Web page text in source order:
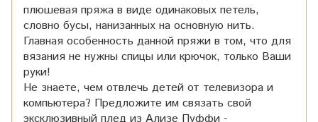
плюшевая пряжа в виде одинаковых петель,
словно бусы, нанизанных на основную нить.
Главная особенность данной пряжи в том, что для
вязания не нужны спицы или крючок, только Ваши
руки!
Не знаете, чем отвлечь детей от телевизора и
компьютера? Предложите им связать свой
эксклюзивный плед из Ализе Пуффи -